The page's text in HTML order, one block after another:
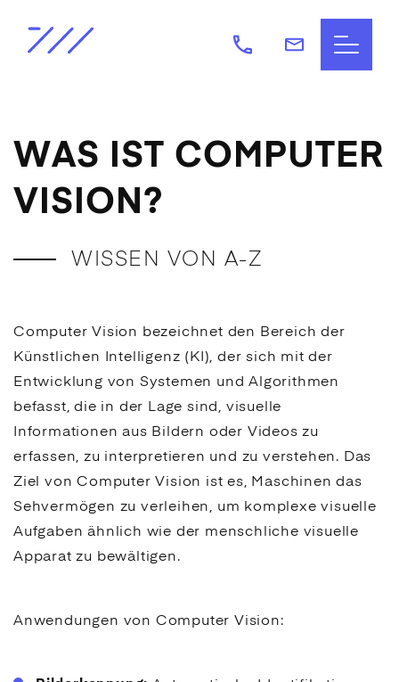
WAS IST COMPUTER
VISION?
WISSEN VON A-Z
Computer Vision bezeichnet den Bereich der
Künstlichen Intelligenz ( KI ), der sich mit der
Entwicklung von Systemen und Algorithmen
befasst, die in der Lage sind, visuelle
Informationen aus Bildern oder Videos zu
erfassen, zu interpretieren und zu verstehen. Das
Ziel von Computer Vision ist es, Maschinen das
Sehvermögen zu verleihen, um komplexe visuelle
Aufgaben ähnlich wie der menschliche visuelle
Apparat zu bewältigen.
Anwendungen von Computer Vision: